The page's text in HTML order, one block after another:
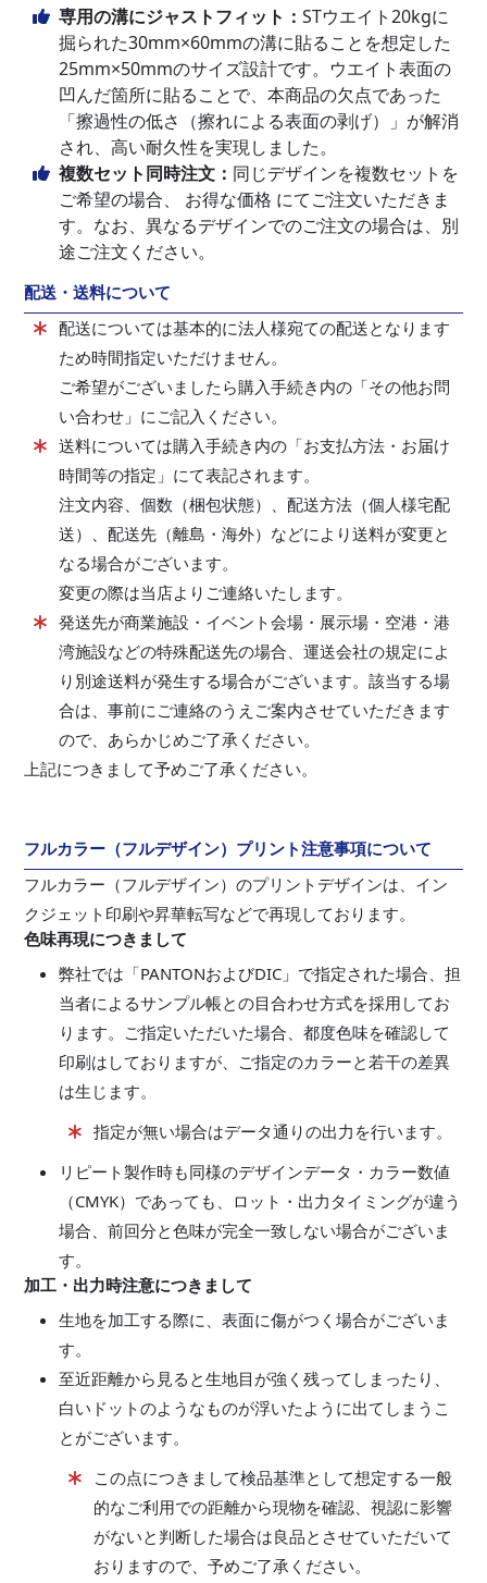
専用の溝にジャストフィット： STウエイト20kgに
掘られた30mm×60mmの溝に貼ることを想定した
25mm×50mmのサイズ設計です。ウエイト表面の
凹んだ箇所に貼ることで、本商品の欠点であった
「擦過性の低さ（擦れによる表面の剥げ）」が解消
され、高い耐久性を実現しました。
複数セット同時注文： 同じデザインを複数セットを
ご希望の場合、 お得な価格 にてご注文いただきま
す。なお、異なるデザインでのご注文の場合は、別
途ご注文ください。
配送・送料について
配送については基本的に法人様宛ての配送となります
ため時間指定いただけません。
ご希望がございましたら購入手続き内の「その他お問
い合わせ」にご記入ください。
送料については購入手続き内の「お支払方法・お届け
時間等の指定」にて表記されます。
注文内容、個数（梱包状態）、配送方法（個人様宅配
送）、配送先（離島・海外）などにより送料が変更と
なる場合がございます。
変更の際は当店よりご連絡いたします。
発送先が商業施設・イベント会場・展示場・空港・港
湾施設などの特殊配送先の場合、運送会社の規定によ
り別途送料が発生する場合がございます。該当する場
合は、事前にご連絡のうえご案内させていただきます
ので、あらかじめご了承ください。
上記につきまして予めご了承ください。
フルカラー（フルデザイン）プリント注意事項について
フルカラー（フルデザイン）のプリントデザインは、イン
クジェット印刷や昇華転写などで再現しております。
色味再現につきまして
弊社では「PANTONおよびDIC」で指定された場合、担
当者によるサンプル帳との目合わせ方式を採用してお
ります。ご指定いただいた場合、都度色味を確認して
印刷はしておりますが、ご指定のカラーと若干の差異
は生じます。
指定が無い場合はデータ通りの出力を行います。
リピート製作時も同様のデザインデータ・カラー数値
（CMYK）であっても、ロット・出力タイミングが違う
場合、前回分と色味が完全一致しない場合がございま
す。
加工・出力時注意につきまして
生地を加工する際に、表面に傷がつく場合がございま
す。
至近距離から見ると生地目が強く残ってしまったり、
白いドットのようなものが浮いたように出てしまうこ
とがございます。
この点につきまして検品基準として想定する一般
的なご利用での距離から現物を確認、視認に影響
がないと判断した場合は良品とさせていただいて
おりますので、予めご了承ください。